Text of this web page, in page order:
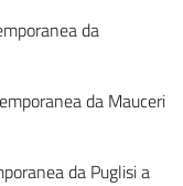
da
da Mauceri
da Puglisi a